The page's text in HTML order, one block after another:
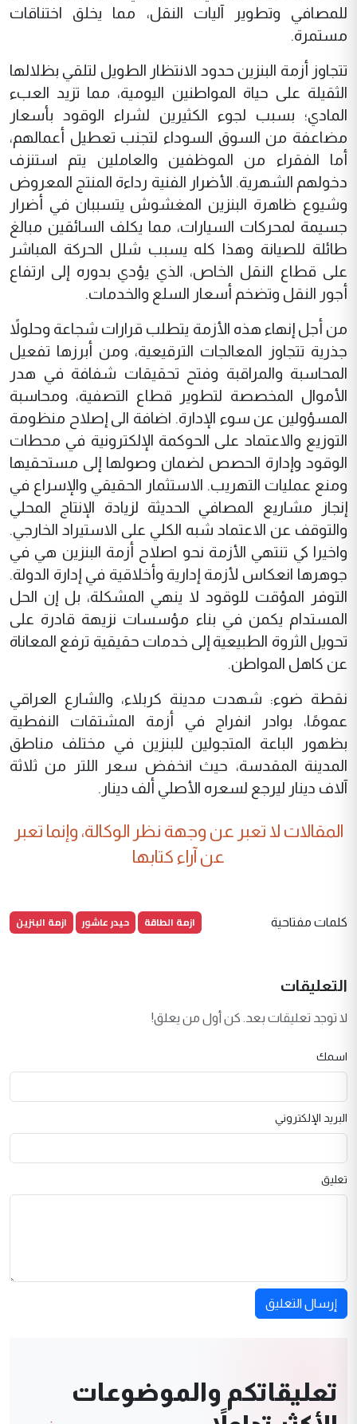
للمصافي وتطوير آليات النقل، مما يخلق اختناقات
مستمرة.
تتجاوز أزمة البنزين حدود الانتظار الطويل لتلقي بظلالها
الثقيلة على حياة المواطنين اليومية، مما تزيد العبء
المادي؛ بسبب لجوء الكثيرين لشراء الوقود بأسعار
مضاعفة من السوق السوداء لتجنب تعطيل أعمالهم،
أما الفقراء من الموظفين والعاملين يتم استنزف
دخولهم الشهرية. الأضرار الفنية رداءة المنتج المعروض
وشيوع ظاهرة البنزين المغشوش يتسببان في أضرار
جسيمة لمحركات السيارات، مما يكلف السائقين مبالغ
طائلة للصيانة وهذا كله يسبب شلل الحركة المباشر
على قطاع النقل الخاص، الذي يؤدي بدوره إلى ارتفاع
أجور النقل وتضخم أسعار السلع والخدمات.
من أجل إنهاء هذه الأزمة يتطلب قرارات شجاعة وحلولاً
جذرية تتجاوز المعالجات الترقيعية، ومن أبرزها تفعيل
المحاسبة والمراقبة وفتح تحقيقات شفافة في هدر
الأموال المخصصة لتطوير قطاع التصفية، ومحاسبة
المسؤولين عن سوء الإدارة. اضافة الى إصلاح منظومة
التوزيع والاعتماد على الحوكمة الإلكترونية في محطات
الوقود وإدارة الحصص لضمان وصولها إلى مستحقيها
ومنع عمليات التهريب. الاستثمار الحقيقي والإسراع في
إنجاز مشاريع المصافي الحديثة لزيادة الإنتاج المحلي
والتوقف عن الاعتماد شبه الكلي على الاستيراد الخارجي.
واخيرا كي تنتهي الأزمة نحو اصلاح أزمة البنزين هي في
جوهرها انعكاس لأزمة إدارية وأخلاقية في إدارة الدولة.
التوفر المؤقت للوقود لا ينهي المشكلة، بل إن الحل
المستدام يكمن في بناء مؤسسات نزيهة قادرة على
تحويل الثروة الطبيعية إلى خدمات حقيقية ترفع المعاناة
عن كاهل المواطن.
نقطة ضوء: شهدت مدينة كربلاء، والشارع العراقي
عمومًا، بوادر انفراج في أزمة المشتقات النفطية
بظهور الباعة المتجولين للبنزين في مختلف مناطق
المدينة المقدسة، حيث انخفض سعر اللتر من ثلاثة
آلاف دينار ليرجع لسعره الأصلي ألف دينار.
المقالات لا تعبر عن وجهة نظر الوكالة، وإنما تعبر
عن آراء كتابها
كلمات مفتاحية ازمة الطاقة حيدر عاشور ازمة البنزين
التعليقات
لا توجد تعليقات بعد. كن أول من يعلق!
اسمك
البريد الإلكتروني
تعليق
إرسال التعليق
تعليقاتكم والموضوعات